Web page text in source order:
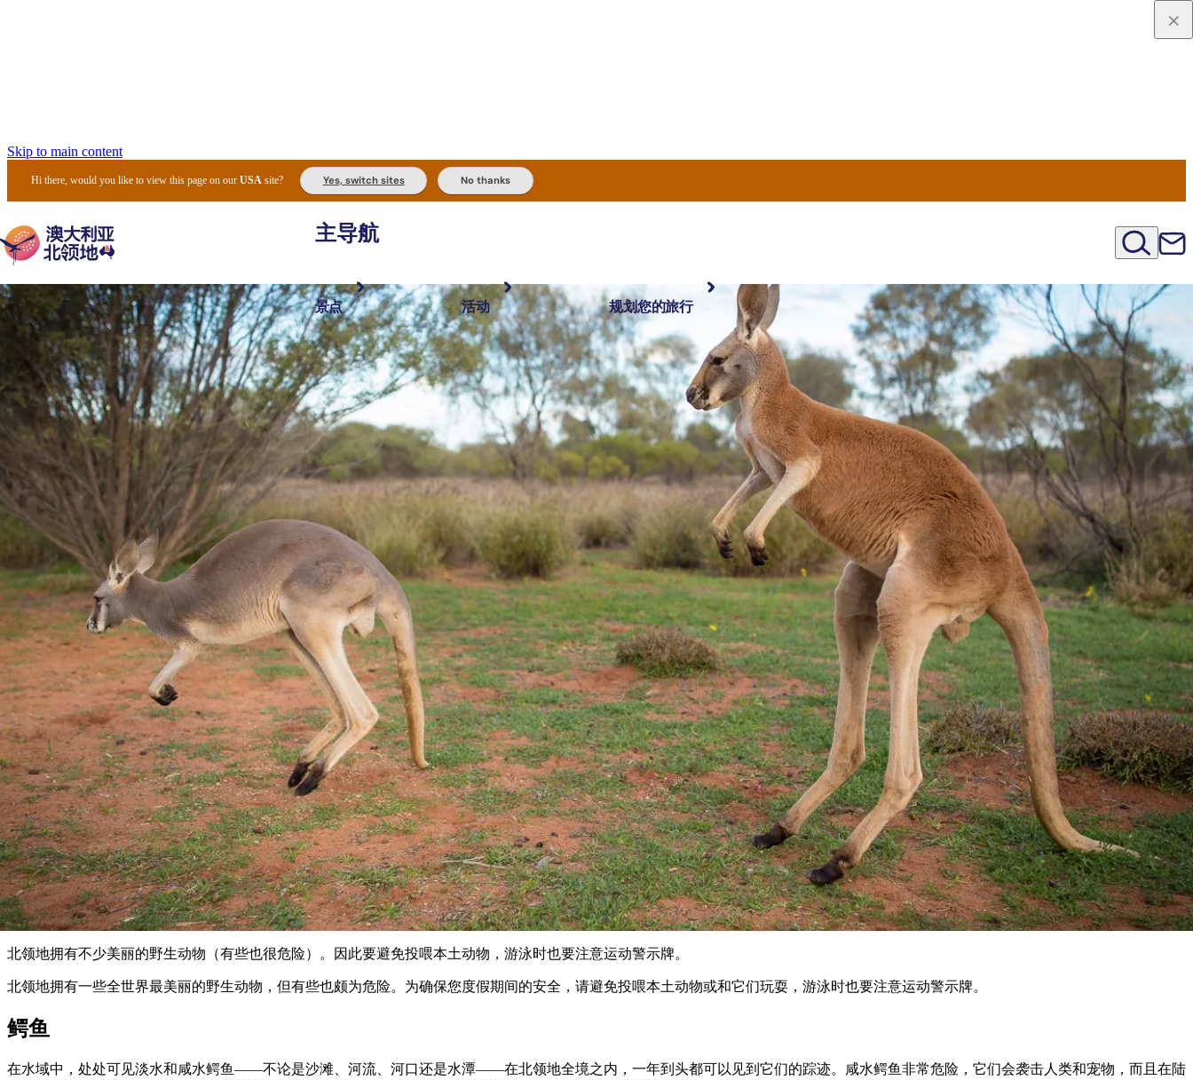
Skip to main content
Hi there, would you like to view this page on ourUSA site? Yes, switch sites No thanks
主导航
景点
最受欢迎目的地 内陆和户外 按地区探索
活动
体验 旅行者类型 精选榜单
规划您的旅行
规划和预订 实用信息 规划工具
搜索:
生动物安全提示
北领地拥有不少美丽的野生动物（有些也很危险）。因此要避免投喂本土动物，游泳时也要注意运动警示牌。
北领地拥有一些全世界最美丽的野生动物，但有些也颇为危险。为确保您度假期间的安全，请避免投喂本土动物或和它们玩耍，游泳时也要注意运动警示牌。
鳄鱼
在水域中，处处可见淡水和咸水鳄鱼——不论是沙滩、河流、河口还是水潭——在北领地全境之内，一年到头都可以见到它们的踪迹。咸水鳄鱼非常危险，它们会袭击人类和宠物，而且在陆